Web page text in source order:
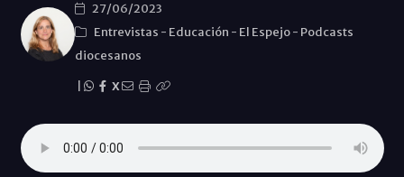
27/06/2023
Entrevistas - Educación - El Espejo- Podcasts
diocesanos
X